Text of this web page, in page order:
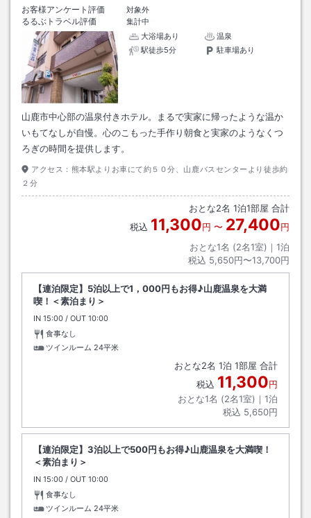
お客様アンケート評価 対象外
るるぶトラベル評価
集計中
大浴場あり
温泉
駅徒歩5分
駐車場あり
山鹿市中心部の温泉付きホテル。まるで実家に帰ったような温か
いもてなしが自慢。心のこもった手作り朝食と実家のようなくつ
ろぎの時間を提供します。
アクセス： 熊本駅よりお車にて約５０分、山鹿バスセンターより徒歩約
２分
おとな2名 1泊1部屋 合計
税込 11,300円 〜 27,400円
おとな1名 (2名1室)｜ 1泊
税込 5,650円〜13,700円
【連泊限定】5泊以上で1，000円もお得♪山鹿温泉を大満
喫！＜素泊まり＞
IN チェックイン
15:00 / OUT チェックアウト
10:00
食事なし
ツインルーム 24平米
おとな2名 1泊 1部屋 合計
税込 11,300円
おとな1名 (2名1室)｜ 1泊
税込 5,650円
【連泊限定】3泊以上で500円もお得♪山鹿温泉を大満喫！
＜素泊まり＞
IN チェックイン
15:00 / OUT チェックアウト
10:00
食事なし
ツインルーム 24平米